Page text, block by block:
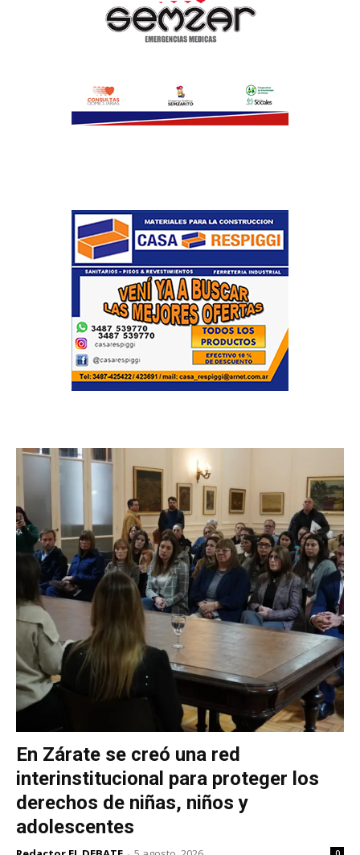
En Zárate se creó una red
interinstitucional para proteger los
derechos de niñas, niños y
adolescentes